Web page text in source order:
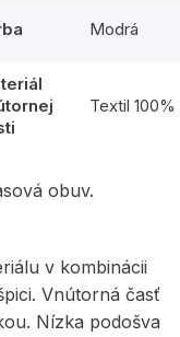
Modrá
Textil 100%
obuv.
v kombinácii
Vnútorná časť
Nízka podošva